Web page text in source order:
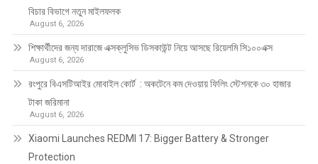
বিচার বিভাগে নতুন মাইলফলক
August 6, 2026
শিক্ষার্থীদের জন্য দারাজে এক্সক্লুসিভ ডিসকাউন্ট নিয়ে আসছে রিয়েলমি সি১০০এক্স
August 6, 2026
রংপুরে বিএসটিআইর মোবাইল কোর্ট : অকটেনে কম দেওয়ায় ফিলিং স্টেশনকে ৩০ হাজার
টাকা জরিমানা
August 6, 2026
Xiaomi Launches REDMI 17: Bigger Battery & Stronger
Protection